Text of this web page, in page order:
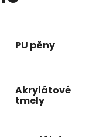
PU pěny
Akrylátové
tmely